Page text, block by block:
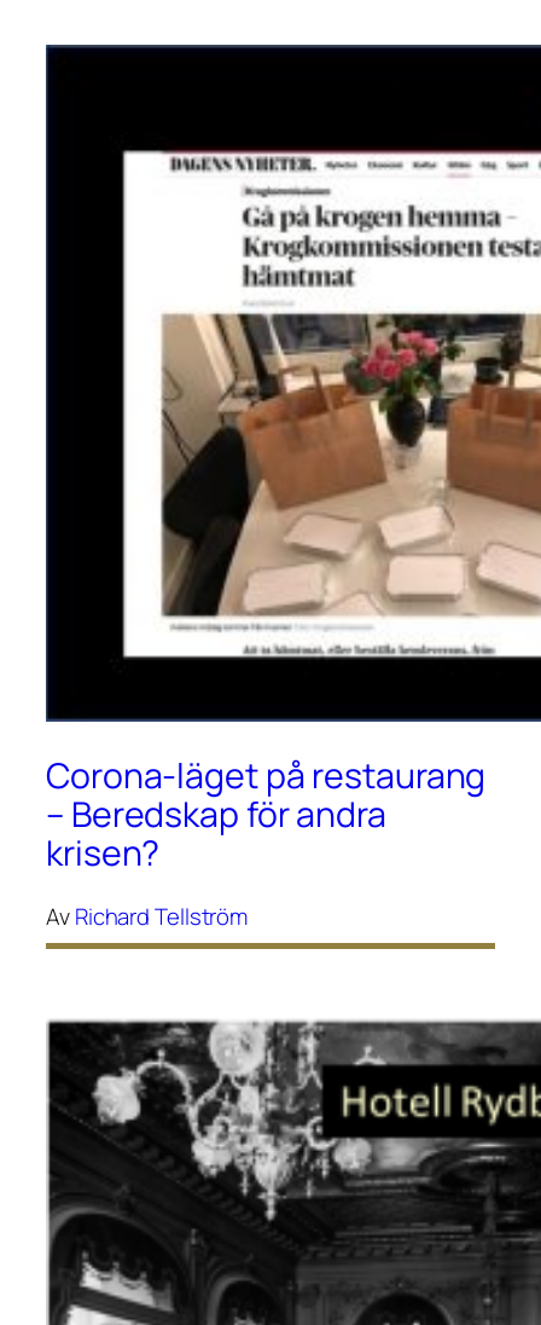
Corona-läget på restaurang
– Beredskap för andra
krisen?
AvRichard Tellström